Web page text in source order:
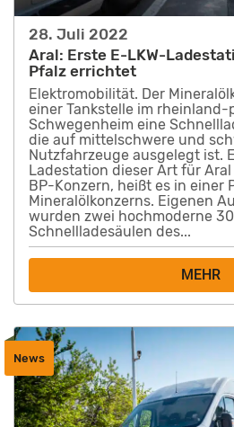
28. Juli 2022
Aral: Erste E-LKW-
Pfalz errichtet
Elektromobilität. Der
einer Tankstelle im rheinland-
Schwegenheim eine
die auf mittelschwere und
Nutzfahrzeuge ausgelegt ist.
Ladestation dieser Art für
BP-Konzern, heißt es in einer
Mineralölkonzerns. Eigenen
wurden zwei hochmoderne
Schnellladesäulen des...
MEHR
News